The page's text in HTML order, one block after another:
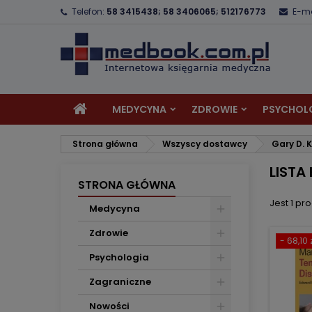
Telefon: 58 3415438; 58 3406065; 512176773 E-
MEDYCYNA ZDROWIE
Strona główna Wszyscy dostawcy Gary D.
STRONA GŁÓWNA
Medycyna
Zdrowie
Psychologia
Zagraniczne
Nowości
LISTA
Jest 1
- 68,10